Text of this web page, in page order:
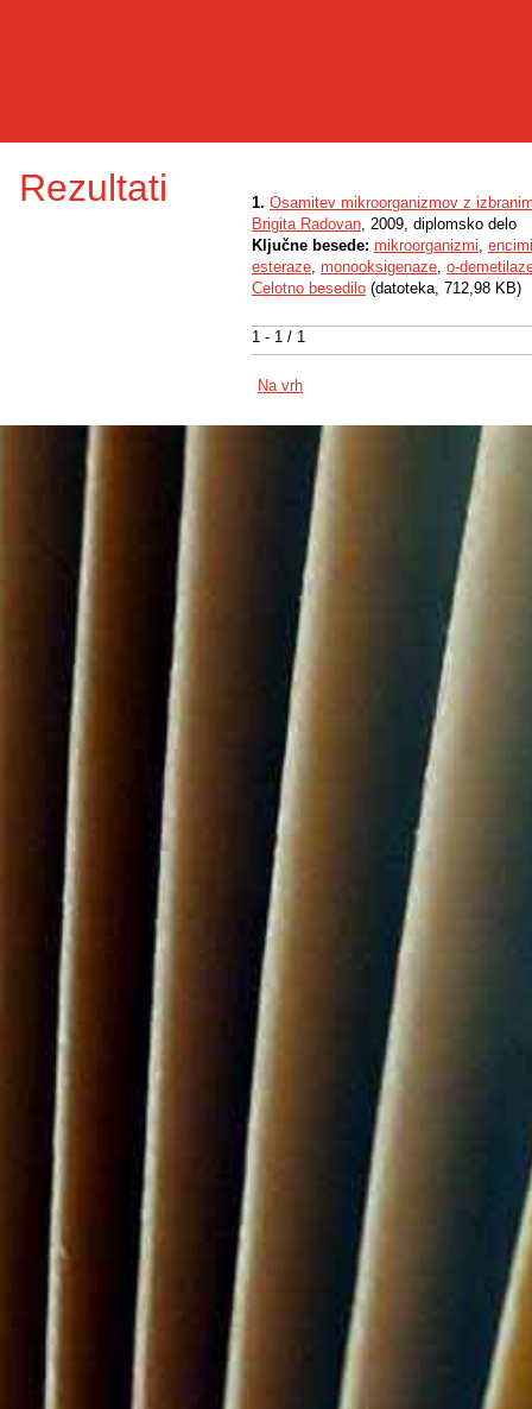
Rezultati
1 - 1 / 1
1. Osamitev mikroorganizmov z
Brigita Radovan, 2009, diplomsko delo
Ključne besede: mikroorganizmi, encimi
esteraze, monooksigenaze, o-
Celotno besedilo (datoteka, 712,98 KB)
Na vrh